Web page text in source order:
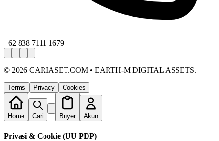
+62 838 7111 1679
© 2026 CARIASET.COM • EARTH-M DIGITAL ASSETS.
Terms Privacy Cookies
Home Cari Buyer Akun
Privasi & Cookie (UU PDP)